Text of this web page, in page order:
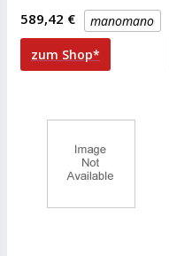
schlichtes Design passt
perfekt in
manomano
589,42 €
zum Shop*